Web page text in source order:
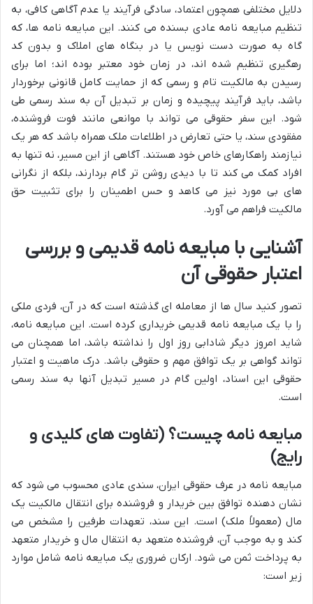
دلایل مختلفی همچون اعتماد، سادگی فرآیند یا عدم آگاهی کافی، به
تنظیم مبایعه نامه عادی بسنده می کنند. این مبایعه نامه ها، که
گاه به صورت دست نویس یا در بنگاه های املاک و بدون کد
رهگیری تنظیم شده اند، در زمان خود معتبر بوده اند؛ اما برای
رسیدن به مالکیت تام و رسمی که از حمایت کامل قانونی برخوردار
باشد، باید فرآیند پیچیده و زمان بر تبدیل آن به سند رسمی طی
شود. این سفر حقوقی می تواند با موانعی مانند فوت فروشنده،
مفقودی سند، یا حتی تعارض در اطلاعات ملک همراه باشد که هر یک
نیازمند راهکارهای خاص خود هستند. آگاهی از این مسیر، نه تنها به
افراد کمک می کند تا با دیدی روشن تر گام بردارند، بلکه از نگرانی
های بی مورد نیز می کاهد و حس اطمینان را برای تثبیت حق
مالکیت فراهم می آورد.
آشنایی با مبایعه نامه قدیمی و بررسی
اعتبار حقوقی آن
تصور کنید سال ها از معامله ای گذشته است که در آن، فردی ملکی
را با یک مبایعه نامه قدیمی خریداری کرده است. این مبایعه نامه،
شاید امروز دیگر شادابی روز اول را نداشته باشد، اما همچنان می
تواند گواهی بر یک توافق مهم و حقوقی باشد. درک ماهیت و اعتبار
حقوقی این اسناد، اولین گام در مسیر تبدیل آنها به سند رسمی
است.
مبایعه نامه چیست؟ (تفاوت های کلیدی و
رایج)
مبایعه نامه در عرف حقوقی ایران، سندی عادی محسوب می شود که
نشان دهنده توافق بین خریدار و فروشنده برای انتقال مالکیت یک
مال (معمولاً ملک) است. این سند، تعهدات طرفین را مشخص می
کند و به موجب آن، فروشنده متعهد به انتقال مال و خریدار متعهد
به پرداخت ثمن می شود. ارکان ضروری یک مبایعه نامه شامل موارد
زیر است: